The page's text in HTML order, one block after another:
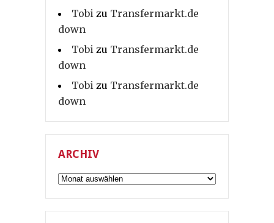
Tobi zu Transfermarkt.de
down
Tobi zu Transfermarkt.de
down
Tobi zu Transfermarkt.de
down
ARCHIV
Archiv